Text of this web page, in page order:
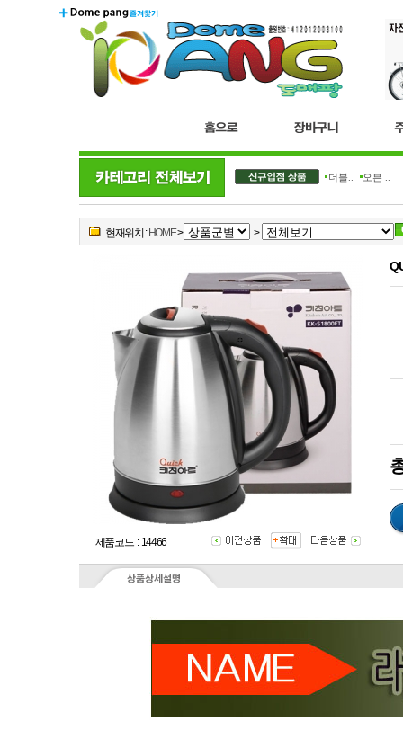
더블.. 오븐 ..
현재위치 : HOME> >
제품코드 : 14466